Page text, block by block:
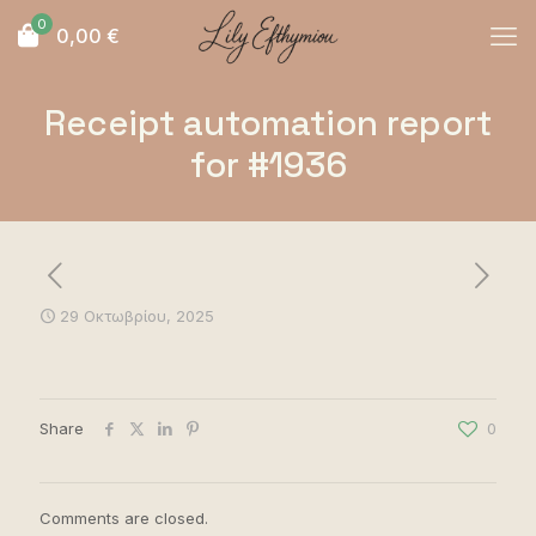
0 0,00 €
Receipt automation report
for #1936
29 Οκτωβρίου, 2025
Share 0
Comments are closed.